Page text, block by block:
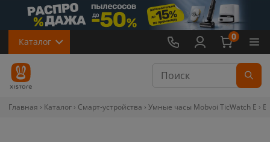
Каталог 0
Главная Каталог Смарт-устройства Умные часы Mobvoi TicWatch E